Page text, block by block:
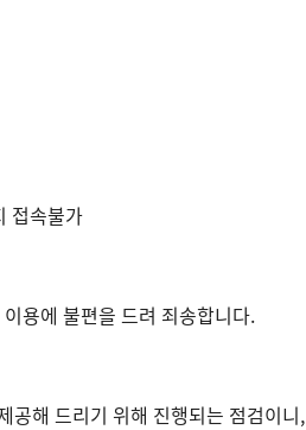
접속불가
용에 불편을 드려 죄송합니다.
공해 드리기 위해 진행되는 점검이니,